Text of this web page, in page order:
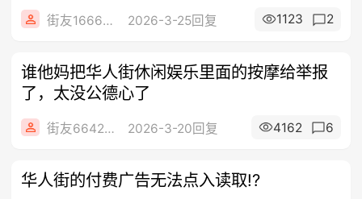
街友16668646 2026-3-25回复 1123 2
谁他妈把华人街休闲娱乐里面的按摩给举报
了，太没公德心了
街友66421554 2026-3-20回复 4162 6
华人街的付费广告无法点入读取!?